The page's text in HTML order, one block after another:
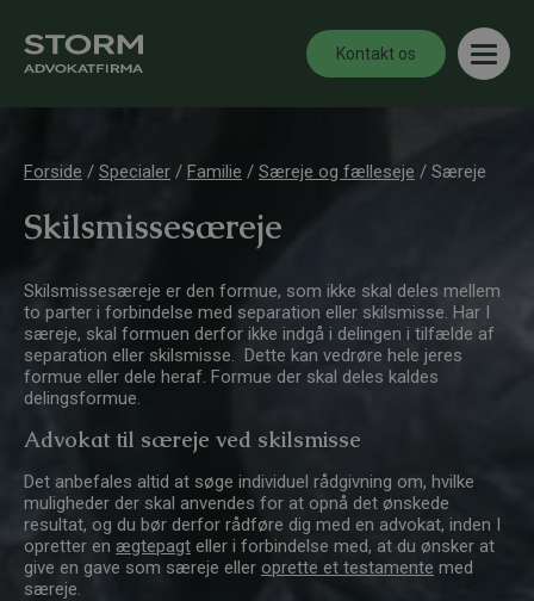
Kontakt os
Forside / Specialer / Familie / Særeje og fælleseje / Særeje
Skilsmissesæreje
Skilsmissesæreje er den formue, som ikke skal deles mellem
to parter i forbindelse med separation eller skilsmisse. Har I
særeje, skal formuen derfor ikke indgå i delingen i tilfælde af
separation eller skilsmisse. Dette kan vedrøre hele jeres
formue eller dele heraf. Formue der skal deles kaldes
delingsformue.
Advokat til særeje ved skilsmisse
Det anbefales altid at søge individuel rådgivning om, hvilke
muligheder der skal anvendes for at opnå det ønskede
resultat, og du bør derfor rådføre dig med en advokat, inden I
opretter en ægtepagt eller i forbindelse med, at du ønsker at
give en gave som særeje eller oprette et testamente med
særeje.